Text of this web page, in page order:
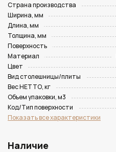
Страна производства
Ширина, мм
Длина, мм
Толщина, мм
Поверхность
Материал
Цвет
Вид столешницы/плиты
Вес НЕТТО, кг
Объем упаковки, м3
Код/Тип поверхности
Показать все характеристики
Наличие